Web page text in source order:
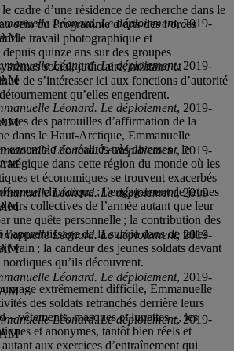
Léonard. Le déploiement, 2019-
Léonard. Le déploiement, 2019-
Léonard. Le déploiement, 2019-
Léonard. Le déploiement, 2019-
Léonard. Le déploiement, 2019-
Léonard. Le déploiement, 2019-
Léonard. Le déploiement, 2019-
Léonard. Le déploiement, 2019-
cadre d’une résidence de recherche dans le
sein du Programme d’arts des Forces
le travail photographique et
quinze ans sur des groupes
social, judiciaire, militaire et
de s’intéresser ici aux fonctions d’autorité
qu’elles engendrent.
des patrouilles d’affirmation de la
dans le Haut-Arctique, Emmanuelle
ensemble de réalités très diverses : le
dans cette région du monde où les
et économiques se trouvent exacerbés
climatique ; l’engagement de jeunes
collectives de l’armée autant que leur
une quête personnelle ; la contribution des
de la survie dans de telles
vain ; la candeur des jeunes soldats devant
nordiques qu’ils découvrent.
extrêmement difficile, Emmanuelle
des soldats retranchés derrière leurs
– vêtements, masques et lunettes –, les
et anonymes, tantôt bien réels et
aux exercices d’entraînement qui